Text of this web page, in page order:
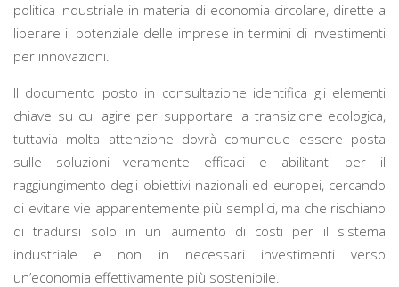
politica industriale in materia di economia circolare, dirette a
liberare il potenziale delle imprese in termini di investimenti
per innovazioni.
Il documento posto in consultazione identifica gli elementi
chiave su cui agire per supportare la transizione ecologica,
tuttavia molta attenzione dovrà comunque essere posta
sulle soluzioni veramente efficaci e abilitanti per il
raggiungimento degli obiettivi nazionali ed europei, cercando
di evitare vie apparentemente più semplici, ma che rischiano
di tradursi solo in un aumento di costi per il sistema
industriale e non in necessari investimenti verso
un’economia effettivamente più sostenibile.